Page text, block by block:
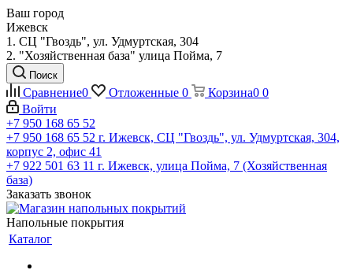
Ваш город
Ижевск
1. СЦ "Гвоздь", ул. Удмуртская, 304
2. "Хозяйственная база" улица Пойма, 7
Поиск
Сравнение0 Отложенные 0 Корзина0 0
Войти
+7 950 168 65 52
+7 950 168 65 52 г. Ижевск, СЦ "Гвоздь", ул. Удмуртская, 304,
корпус 2, офис 41
+7 922 501 63 11 г. Ижевск, улица Пойма, 7 (Хозяйственная
база)
Заказать звонок
Напольные покрытия
Каталог